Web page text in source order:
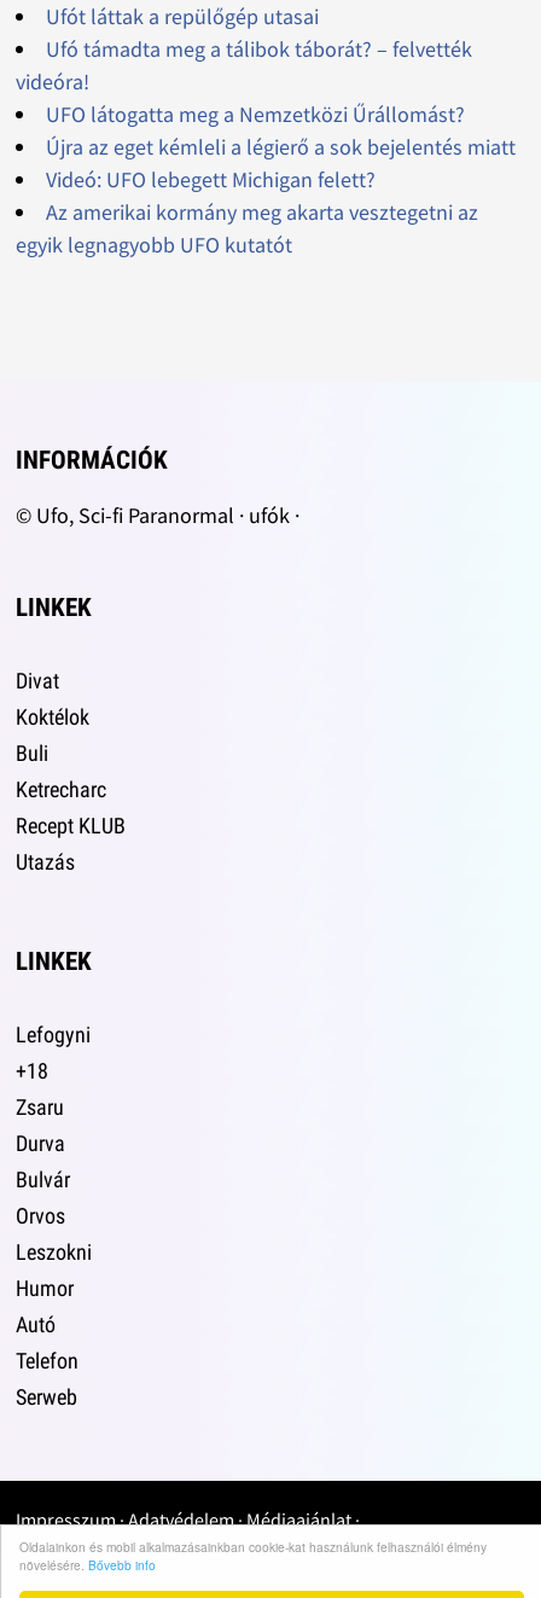
Oldalainkon és mobil alkalmazásainkban cookie-kat használunk felhasználói élmény
növelésére. Bővebb info
Ufót láttak a repülőgép utasai
Ufó támadta meg a tálibok táborát? – felvették
videóra!
UFO látogatta meg a Nemzetközi Űrállomást?
Újra az eget kémleli a légierő a sok bejelentés miatt
Videó: UFO lebegett Michigan felett?
Az amerikai kormány meg akarta vesztegetni az
egyik legnagyobb UFO kutatót
INFORMÁCIÓK
© Ufo, Sci-fi Paranormal · ufók ·
LINKEK
Divat
Koktélok
Buli
Ketrecharc
Recept KLUB
Utazás
LINKEK
Lefogyni
+18
Zsaru
Durva
Bulvár
Orvos
Leszokni
Humor
Autó
Telefon
Serweb
Impresszum·Adatvédelem·Médiaajánlat·